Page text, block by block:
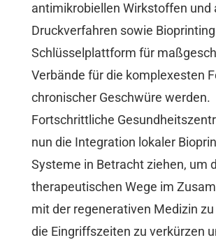
antimikrobiellen Wirkstoffen und
Druckverfahren sowie
Schlüsselplattform für
Verbände für die komplexesten
chronischer Geschwüre werden.
Fortschrittliche
nun die Integration lokaler
Systeme in Betracht ziehen, um
therapeutischen Wege im
mit der regenerativen Medizin
die Eingriffszeiten zu verkürzen